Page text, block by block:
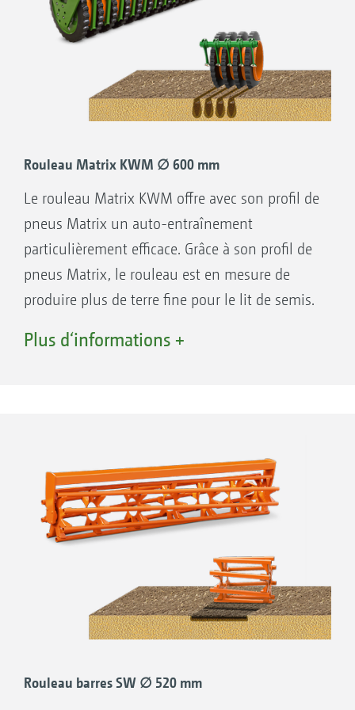
Parfaitement adapté à tous les temps,
humides ou secs
Rouleau Matrix KWM ∅ 600 mm
Le rouleau Matrix KWM offre avec son profil de
pneus Matrix un auto-entraînement
particulièrement efficace. Grâce à son profil de
pneus Matrix, le rouleau est en mesure de
produire plus de terre fine pour le lit de semis.
Profil des bandes Matrix pour un auto-
de semis formé
Parfaitement adapté à tous les temps,
humides ou secs
Plus d‘informations +
Rouleau barres SW ∅ 520 mm